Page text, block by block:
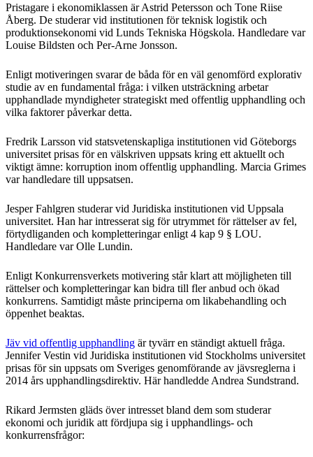
Pristagare i ekonomiklassen är Astrid Petersson och Tone Riise
Åberg. De studerar vid institutionen för teknisk logistik och
produktionsekonomi vid Lunds Tekniska Högskola. Handledare var
Louise Bildsten och Per-Arne Jonsson.
Enligt motiveringen svarar de båda för en väl genomförd explorativ
studie av en fundamental fråga: i vilken utsträckning arbetar
upphandlade myndigheter strategiskt med offentlig upphandling och
vilka faktorer påverkar detta.
Fredrik Larsson vid statsvetenskapliga institutionen vid Göteborgs
universitet prisas för en välskriven uppsats kring ett aktuellt och
viktigt ämne: korruption inom offentlig upphandling. Marcia Grimes
var handledare till uppsatsen.
Jesper Fahlgren studerar vid Juridiska institutionen vid Uppsala
universitet. Han har intresserat sig för utrymmet för rättelser av fel,
förtydliganden och kompletteringar enligt 4 kap 9 § LOU.
Handledare var Olle Lundin.
Enligt Konkurrensverkets motivering står klart att möjligheten till
rättelser och kompletteringar kan bidra till fler anbud och ökad
konkurrens. Samtidigt måste principerna om likabehandling och
öppenhet beaktas.
Jäv vid offentlig upphandling är tyvärr en ständigt aktuell fråga.
Jennifer Vestin vid Juridiska institutionen vid Stockholms universitet
prisas för sin uppsats om Sveriges genomförande av jävsreglerna i
2014 års upphandlingsdirektiv. Här handledde Andrea Sundstrand.
Rikard Jermsten gläds över intresset bland dem som studerar
ekonomi och juridik att fördjupa sig i upphandlings- och
konkurrensfrågor: